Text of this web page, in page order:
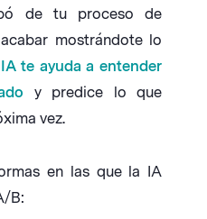
de tu proceso de
mostrándote lo
IA te ayuda a entender
y predice lo que
vez.
en las que la IA
B: